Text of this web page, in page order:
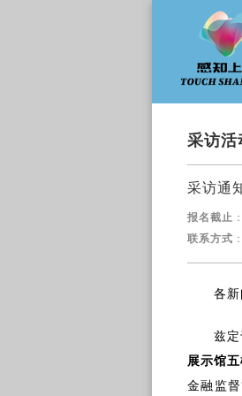
采访活
采访通
报名截止
联系方式
各 新
兹
展示馆五
金融监